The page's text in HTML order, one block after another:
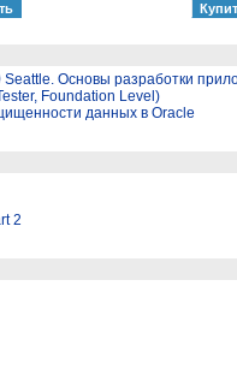
Основы разработки
Foundation Level)
данных в Oracle
2